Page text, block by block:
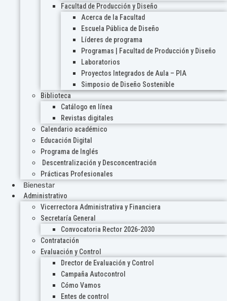
Facultad de Producción y Diseño
Acerca de la Facultad
Escuela Pública de Diseño
Líderes de programa
Programas | Facultad de Producción y Diseño
Laboratorios
Proyectos Integrados de Aula – PIA
Simposio de Diseño Sostenible
Biblioteca
Catálogo en línea
Revistas digitales
Calendario académico
Educación Digital
Programa de Inglés
Descentralización y Desconcentración
Prácticas Profesionales
Bienestar
Administrativo
Vicerrectora Administrativa y Financiera
Secretaría General
Convocatoria Rector 2026-2030
Contratación
Evaluación y Control
Drector de Evaluación y Control
Campaña Autocontrol
Cómo Vamos
Entes de control